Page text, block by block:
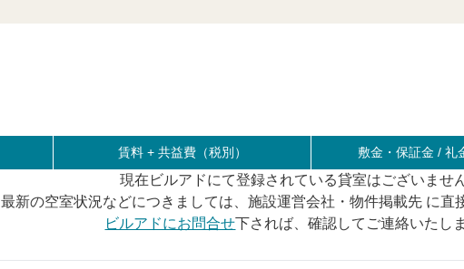
賃料 +共益費（税別） 敷金・保証金 / 礼
現在ビルアドにて登録されている貸室はございません
最新の空室状況などにつきましては、施設運営会社・物件掲載先 に直
ビルアドにお問合せ下されば、確認してご連絡いたし